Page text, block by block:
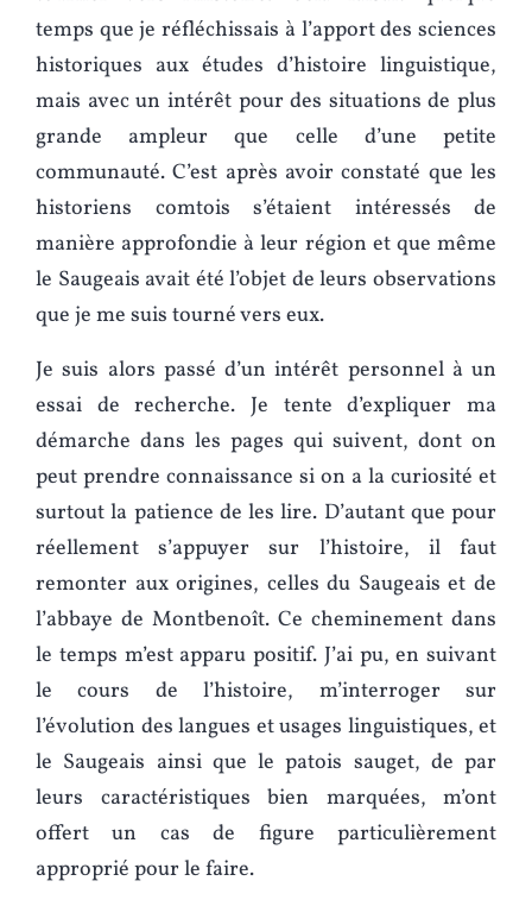
temps que je réfléchissais à l’apport des sciences
historiques aux études d’histoire linguistique,
mais avec un intérêt pour des situations de plus
grande ampleur que celle d’une petite
communauté. C’est après avoir constaté que les
historiens comtois s’étaient intéressés de
manière approfondie à leur région et que même
le Saugeais avait été l’objet de leurs observations
que je me suis tourné vers eux.
Je suis alors passé d’un intérêt personnel à un
essai de recherche. Je tente d’expliquer ma
démarche dans les pages qui suivent, dont on
peut prendre connaissance si on a la curiosité et
surtout la patience de les lire. D’autant que pour
réellement s’appuyer sur l’histoire, il faut
remonter aux origines, celles du Saugeais et de
l’abbaye de Montbenoît. Ce cheminement dans
le temps m’est apparu positif. J’ai pu, en suivant
le cours de l’histoire, m’interroger sur
l’évolution des langues et usages linguistiques, et
le Saugeais ainsi que le patois sauget, de par
leurs caractéristiques bien marquées, m’ont
offert un cas de figure particulièrement
approprié pour le faire.